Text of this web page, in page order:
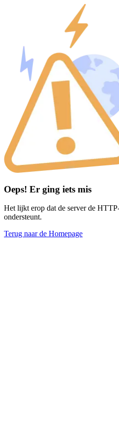
Oeps! Er ging iets mis
Het lijkt erop dat de server de
ondersteunt.
Terug naar de Homepage